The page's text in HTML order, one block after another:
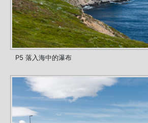
P5 落入海中的瀑布